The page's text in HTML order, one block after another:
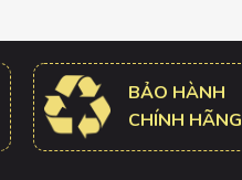
BẢO HÀNH
CHÍNH HÃNG